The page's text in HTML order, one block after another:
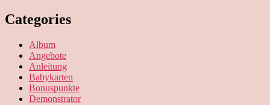
Categories
Album
Angebote
Anleitung
Babykarten
Bonuspunkte
Demonstrator